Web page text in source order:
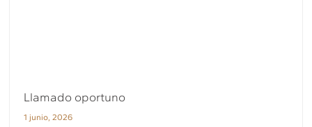
Llamado oportuno
1 junio, 2026